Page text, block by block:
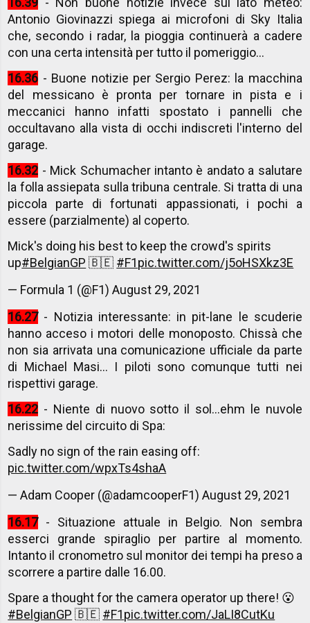
Antonio Giovinazzi spiega ai microfoni di Sky Italia
che, secondo i radar, la pioggia continuerà a cadere
con una certa intensità per tutto il pomeriggio...
16.36 - Buone notizie per Sergio Perez: la macchina
del messicano è pronta per tornare in pista e i
meccanici hanno infatti spostato i pannelli che
occultavano alla vista di occhi indiscreti l'interno del
garage.
16.32 - Mick Schumacher intanto è andato a salutare
la folla assiepata sulla tribuna centrale. Si tratta di una
piccola parte di fortunati appassionati, i pochi a
essere (parzialmente) al coperto.
Mick's doing his best to keep the crowd's spirits
up#BelgianGP 🇧🇪 #F1pic.twitter.com/j5oHSXkz3E
— Formula 1 (@F1)August 29, 2021
16.27- Notizia interessante: in pit-lane le scuderie
hanno acceso i motori delle monoposto. Chissà che
non sia arrivata una comunicazione ufficiale da parte
di Michael Masi... I piloti sono comunque tutti nei
rispettivi garage.
16.22 - Niente di nuovo sotto il sol...ehm le nuvole
nerissime del circuito di Spa:
Sadly no sign of the rain easing off:
pic.twitter.com/wpxTs4shaA
— Adam Cooper (@adamcooperF1)August 29, 2021
16.17- Situazione attuale in Belgio. Non sembra
esserci grande spiraglio per partire al momento.
Intanto il cronometro sul monitor dei tempi ha preso a
scorrere a partire dalle 16.00.
Spare a thought for the camera operator up there! 😮
#BelgianGP 🇧🇪 #F1pic.twitter.com/JaLI8CutKu